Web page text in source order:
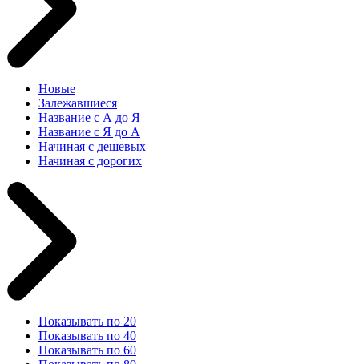
Новые
Залежавшиеся
Название с А до Я
Название с Я до А
Начиная с дешевых
Начиная с дорогих
Показывать по 20
Показывать по 40
Показывать по 60